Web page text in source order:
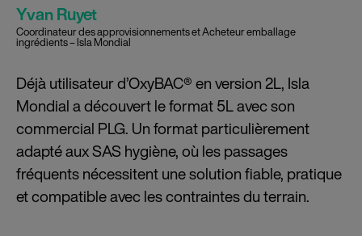
Yvan Ruyet
Coordinateur des approvisionnements et Acheteur emballage
ingrédients – Isla Mondial
Déjà utilisateur d’OxyBAC® en version 2L, Isla
Mondial a découvert le format 5L avec son
commercial PLG. Un format particulièrement
adapté aux SAS hygiène, où les passages
fréquents nécessitent une solution fiable, pratique
et compatible avec les contraintes du terrain.